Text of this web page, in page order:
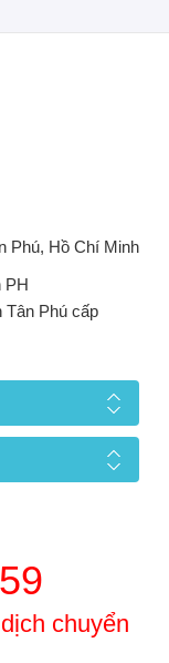
Phú, Hồ Chí Minh
PH
Tân Phú cấp
chuyển